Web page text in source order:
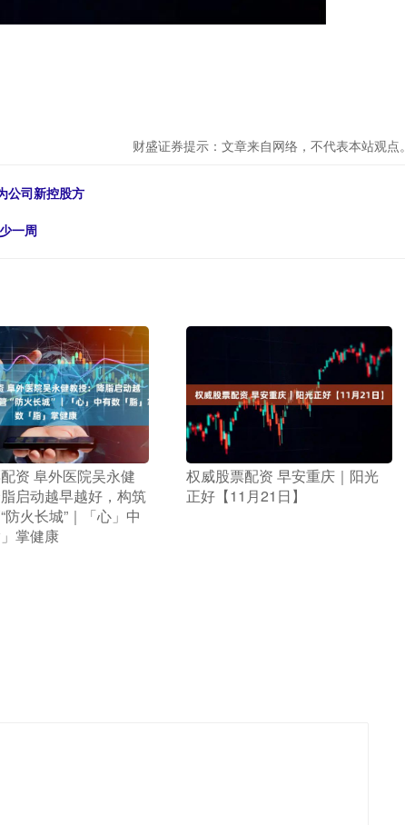
财盛证券提示：文章来自网络，不代表本站观点。
公司新控股方
一周
资 阜外医院吴永健
启动越早越好，构筑
防火长城”｜「心」中
掌健康
​权威股票配资 早安重庆｜阳光
正好【11月21日】